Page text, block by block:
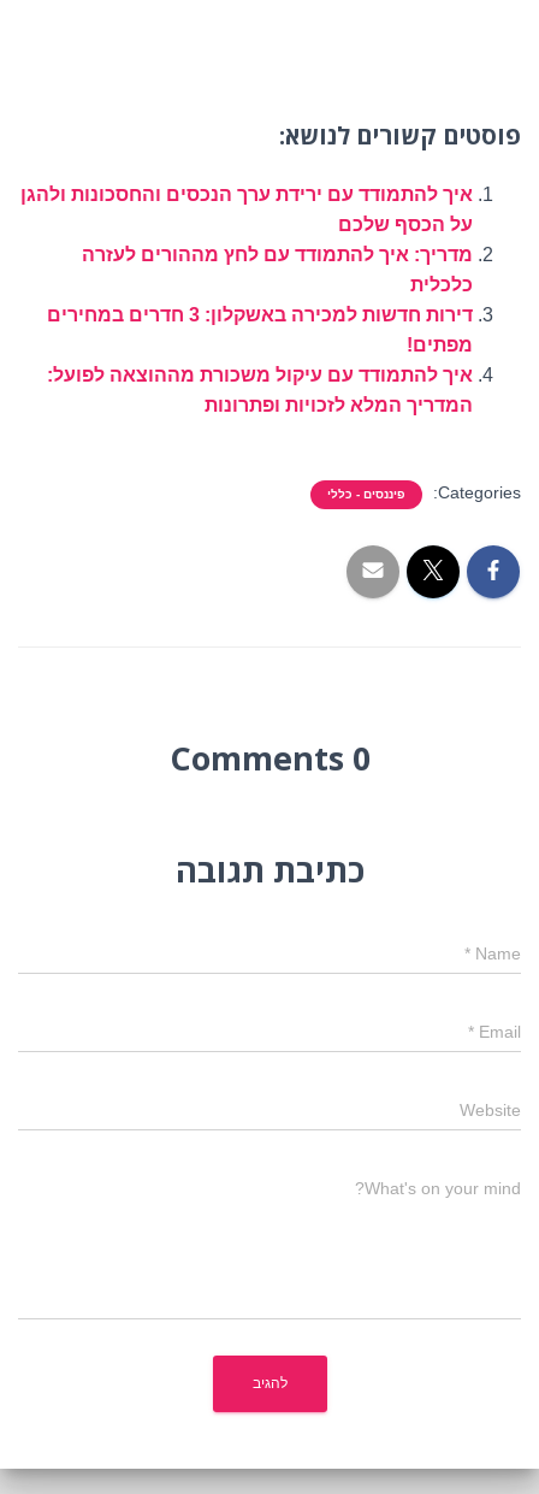
פוסטים קשורים לנושא:
איך להתמודד עם ירידת ערך הנכסים והחסכונות ולהגן
על הכסף שלכם
מדריך: איך להתמודד עם לחץ מההורים לעזרה
כלכלית
דירות חדשות למכירה באשקלון: 3 חדרים במחירים
מפתים!
איך להתמודד עם עיקול משכורת מההוצאה לפועל:
המדריך המלא לזכויות ופתרונות
Categories: פיננסים - כללי
0 Comments
כתיבת תגובה
Name
*
Email
*
Website
What's on your mind?